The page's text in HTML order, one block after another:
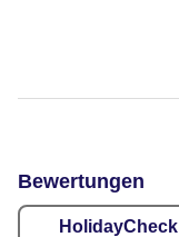
Bewertungen
HolidayCheck